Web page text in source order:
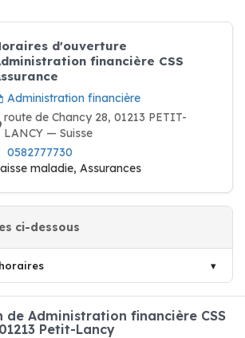
d'ouverture
financière CSS
Administration financière
route de Chancy 28, 01213 PETIT-
LANCY — Suisse
0582777730
maladie, Assurances
ci-dessous
de Administration financière CSS
Petit-Lancy